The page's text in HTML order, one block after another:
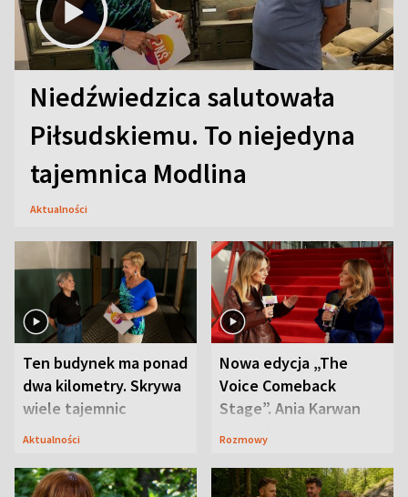
Niedźwiedzica salutowała
Piłsudskiemu. To niejedyna
tajemnica Modlina
Aktualności
Ten budynek ma ponad
dwa kilometry. Skrywa
wiele tajemnic
Aktualności
Nowa edycja „The
Voice Comeback
Stage”. Ania Karwan
zapowiada
Rozmowy